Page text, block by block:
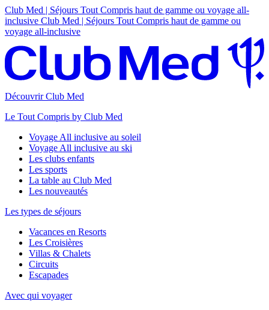
Club Med | Séjours Tout Compris haut de gamme ou voyage all-
inclusive Club Med | Séjours Tout Compris haut de gamme ou
voyage all-inclusive
Découvrir Club Med
Le Tout Compris by Club Med
Voyage All inclusive au soleil
Voyage All inclusive au ski
Les clubs enfants
Les sports
La table au Club Med
Les nouveautés
Les types de séjours
Vacances en Resorts
Les Croisières
Villas & Chalets
Circuits
Escapades
Avec qui voyager